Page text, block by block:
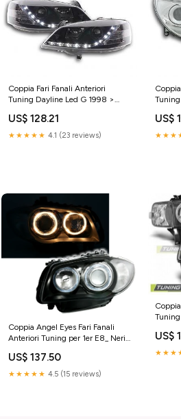
Coppia Fari Fanali Anteriori
Tuning Dayline Led G 1998 >
US$ 128.21
★★★★★ 4.1 (23 reviews)
US$
Coppia Angel Eyes Fari Fanali
Anteriori Tuning per 1er E8_ Neri
US$ 137.50
★★★★★ 4.5 (15 reviews)
US$